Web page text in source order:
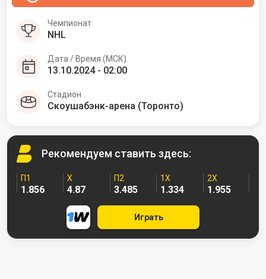
Чемпионат
NHL
Дата / Время (МСК)
13.10.2024 - 02:00
Стадион
Скоушабэнк-арена (Торонто)
Рекомендуем ставить здесь:
П1
1.856
X
4.87
П2
3.485
1X
1.334
2X
1.955
Играть